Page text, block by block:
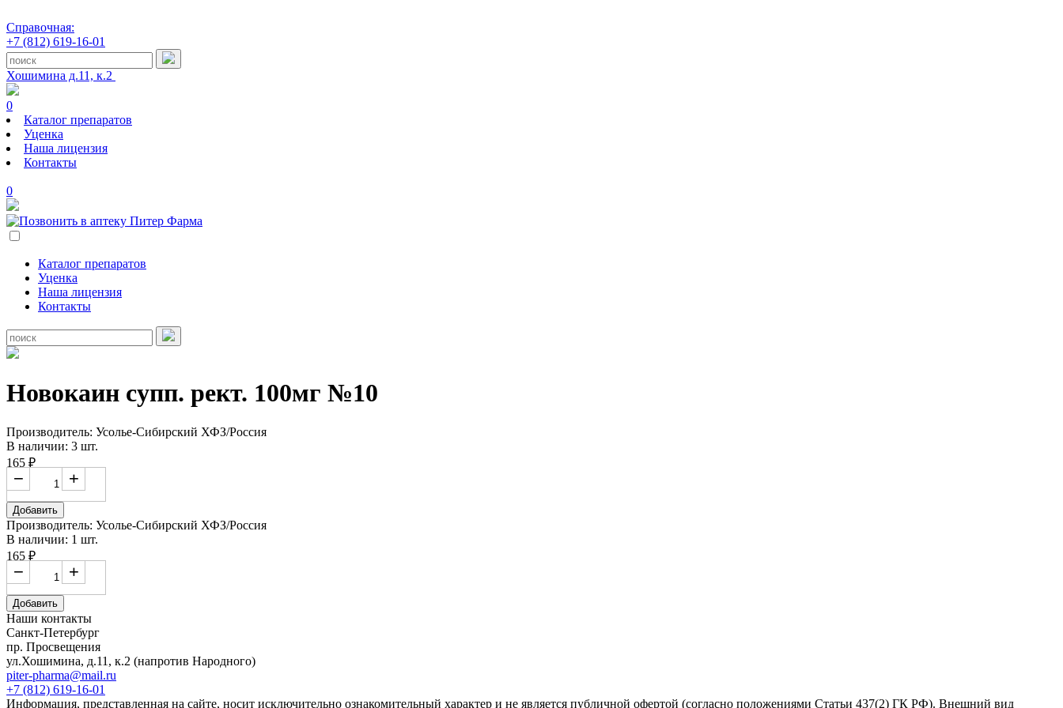
Справочная:
+7 (812) 619-16-01
Хошимина д.11, к.2
0
Каталог препаратов
Уценка
Наша лицензия
Контакты
0
Каталог препаратов
Уценка
Наша лицензия
Контакты
Новокаин супп. рект. 100мг №10
Производитель: Усолье-Сибирский ХФЗ/Россия
В наличии: 3 шт.
165 ₽
+
−
Добавить
Производитель: Усолье-Сибирский ХФЗ/Россия
В наличии: 1 шт.
165 ₽
+
−
Добавить
Наши контакты
Санкт-Петербург
пр. Просвещения
ул.Хошимина, д.11, к.2 (напротив Народного)
piter-pharma@mail.ru
+7 (812) 619-16-01
Информация, представленная на сайте, носит исключительно ознакомительный характер и не является публичной офертой (согласно положениями Статьи 437(2) ГК РФ). Внешний вид